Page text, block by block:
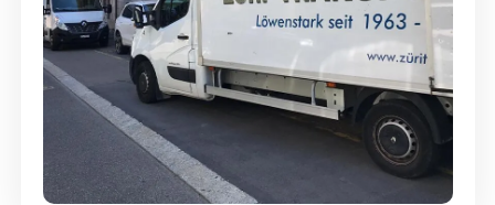
Full-Service - Für Privatumzüge